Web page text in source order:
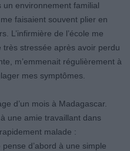
environnement familial
faisaient souvent plier en
L’infirmière de l’école me
stressée après avoir perdu
m’emmenait régulièrement à
mes symptômes.
d’un mois à Madagascar.
une amie travaillant dans
malade :
d’abord à une simple